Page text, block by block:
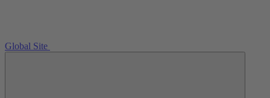
Global Site